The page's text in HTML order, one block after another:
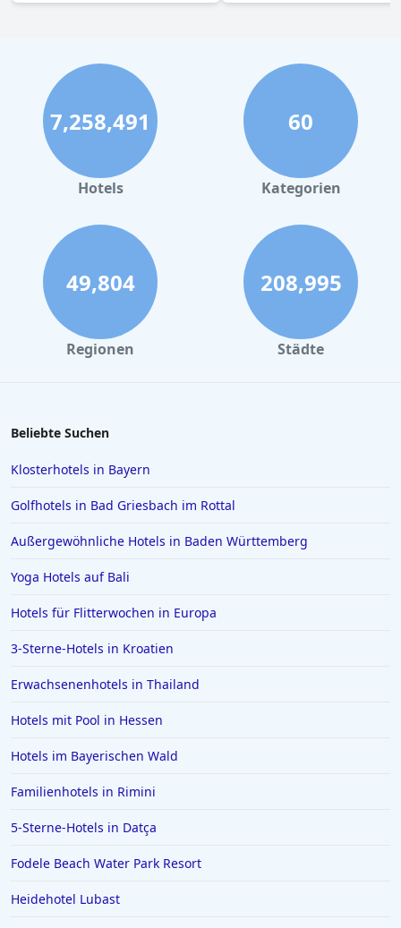
7,258,491
Hotels
60
Kategorien
49,804
Regionen
208,995
Städte
Beliebte Suchen
Klosterhotels in Bayern
Golfhotels in Bad Griesbach im Rottal
Außergewöhnliche Hotels in Baden Württemberg
Yoga Hotels auf Bali
Hotels für Flitterwochen in Europa
3-Sterne-Hotels in Kroatien
Erwachsenenhotels in Thailand
Hotels mit Pool in Hessen
Hotels im Bayerischen Wald
Familienhotels in Rimini
5-Sterne-Hotels in Datça
Fodele Beach Water Park Resort
Heidehotel Lubast